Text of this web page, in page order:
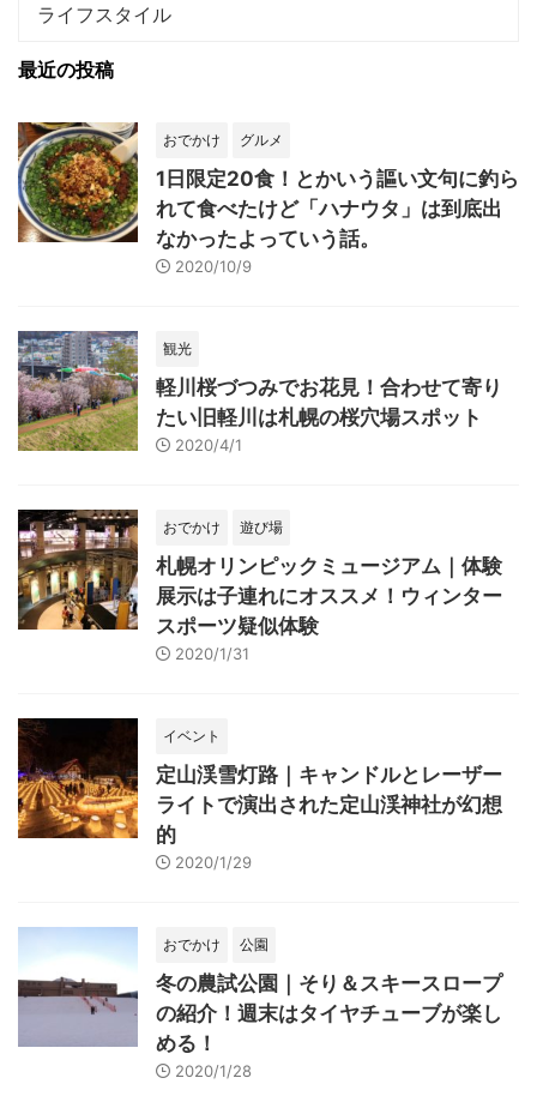
ライフスタイル
最近の投稿
おでかけ グルメ
1日限定20食！とかいう謳い文句に釣ら
れて食べたけど「ハナウタ」は到底出
なかったよっていう話。
2020/10/9
観光
軽川桜づつみでお花見！合わせて寄り
たい旧軽川は札幌の桜穴場スポット
2020/4/1
おでかけ 遊び場
札幌オリンピックミュージアム｜体験
展示は子連れにオススメ！ウィンター
スポーツ疑似体験
2020/1/31
イベント
定山渓雪灯路｜キャンドルとレーザー
ライトで演出された定山渓神社が幻想
的
2020/1/29
おでかけ 公園
冬の農試公園｜そり＆スキースロープ
の紹介！週末はタイヤチューブが楽し
める！
2020/1/28